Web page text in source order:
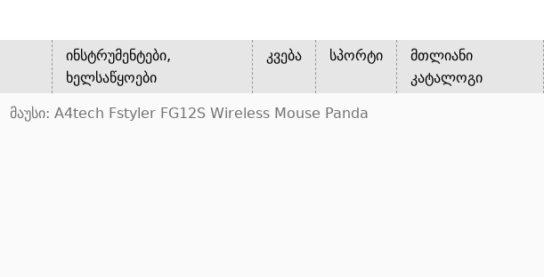
ინსტრუმენტები,
ხელსაწყოები
კვება სპორტი
მთლიანი
კატალოგი
მაუსი: A4tech Fstyler FG12S Wireless Mouse Panda